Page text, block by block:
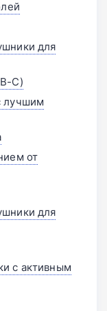
для
C)
лучшим
от
для
с активным